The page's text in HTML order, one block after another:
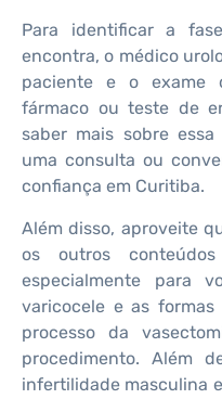
Para identificar a
encontra, o médico
paciente e o exame
fármaco ou teste de
saber mais sobre
uma consulta ou
confiança em Curitiba.
Além disso, aproveite
os outros
especialmente para
varicocele e as
processo da
procedimento. Além
infertilidade masculina